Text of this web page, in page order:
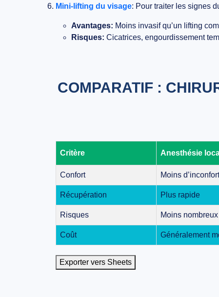
Mini-lifting du visage: Pour traiter les signes
Avantages: Moins invasif qu’un lifting
Risques: Cicatrices, engourdissement
COMPARATIF :
Critère Anesthésie
Confort Moins d’inconfort
Récupération Plus rapide
Risques Moins nombreux
Coût Généralement
Exporter vers Sheets